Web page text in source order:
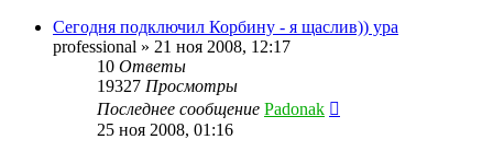
Сегодня подключил Корбину - я щаслив)) ура
professional » 21 ноя 2008, 12:17
10 Ответы
19327 Просмотры
Последнее сообщение Padonak
25 ноя 2008, 01:16